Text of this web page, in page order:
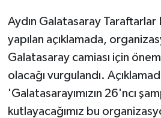
Aydın Galatasaray Taraftarlar
yapılan açıklamada,
Galatasaray camiası için
olacağı vurgulandı.
'Galatasarayımızın 26'ncı
kutlayacağımız bu